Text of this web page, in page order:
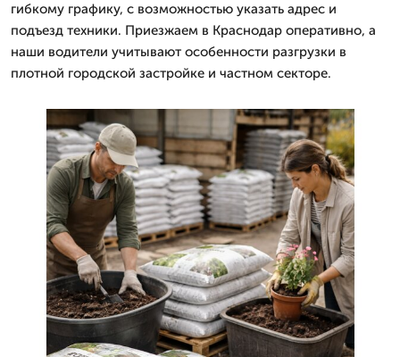
гибкому графику, с возможностью указать адрес и
подъезд техники. Приезжаем в Краснодар оперативно, а
наши водители учитывают особенности разгрузки в
плотной городской застройке и частном секторе.